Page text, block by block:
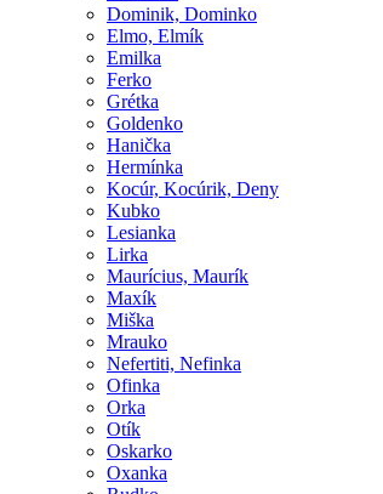
Dominik, Dominko
Elmo, Elmík
Emilka
Ferko
Grétka
Goldenko
Hanička
Hermínka
Kocúr, Kocúrik, Deny
Kubko
Lesianka
Lirka
Maurícius, Maurík
Maxík
Miška
Mrauko
Nefertiti, Nefinka
Ofinka
Orka
Otík
Oskarko
Oxanka